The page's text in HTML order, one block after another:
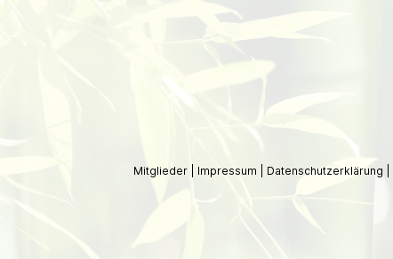
Mitglieder Impressum Datenschutzerklärung